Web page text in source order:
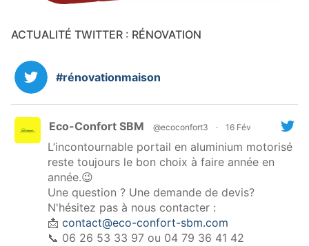
ACTUALITÉ TWITTER : RÉNOVATION
#rénovationmaison
Eco-Confort SBM @ecoconfort3 · 16 Fév
L’incontournable portail en aluminium motorisé
reste toujours le bon choix à faire année en
année.😉
Une question ? Une demande de devis?
N'hésitez pas à nous contacter :
📩 contact@eco-confort-sbm.com
📞 06 26 53 33 97 ou 04 79 36 41 42